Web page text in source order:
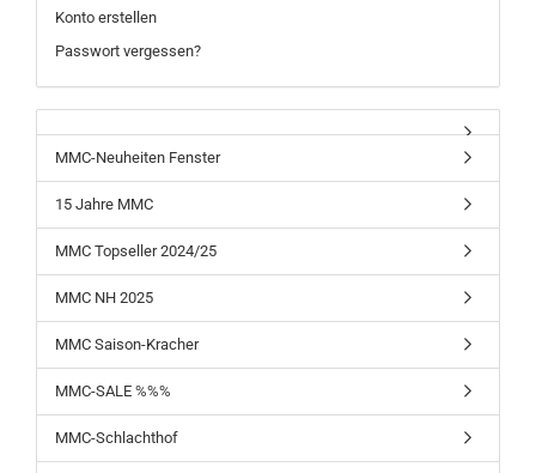
Konto erstellen
Passwort vergessen?
MMC-Neuheiten Fenster
15 Jahre MMC
MMC Topseller 2024/25
MMC NH 2025
MMC Saison-Kracher
MMC-SALE %%%
MMC-Schlachthof